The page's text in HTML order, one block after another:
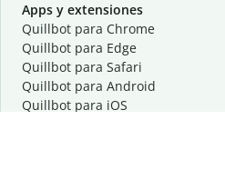
Apps y extensiones
Quillbot para Chrome
Quillbot para Edge
Quillbot para Safari
Quillbot para Android
Quillbot para iOS